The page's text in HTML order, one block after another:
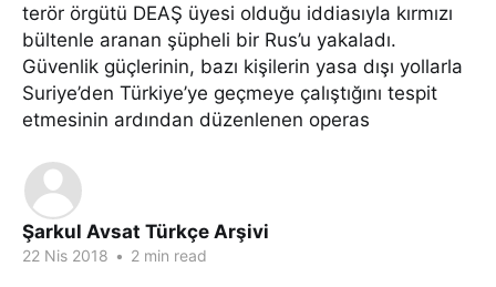
terör örgütü DEAŞ üyesi olduğu iddiasıyla kırmızı
bültenle aranan şüpheli bir Rus’u yakaladı.
Güvenlik güçlerinin, bazı kişilerin yasa dışı yollarla
Suriye’den Türkiye’ye geçmeye çalıştığını tespit
etmesinin ardından düzenlenen operas
Şarkul Avsat Türkçe Arşivi
22 Nis 2018 • 2 min read